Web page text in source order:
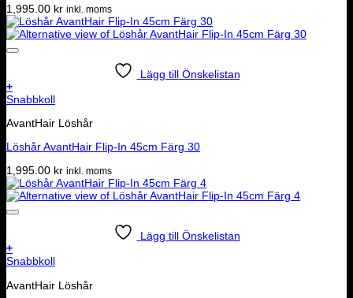
1,995.00 kr inkl. moms
Lägg till Önskelistan
+
Snabbkoll
AvantHair Löshår
Löshår AvantHair Flip-In 45cm Färg 30
1,995.00 kr inkl. moms
Lägg till Önskelistan
+
Snabbkoll
AvantHair Löshår